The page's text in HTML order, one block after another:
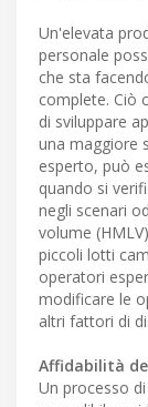
Un'elevata
personale
che sta
complete. Ciò
di sviluppare
una maggiore
esperto, può
quando si
negli scenari
volume
piccoli lotti
operatori
modificare le
altri fattori di
Affidabilità
Un processo